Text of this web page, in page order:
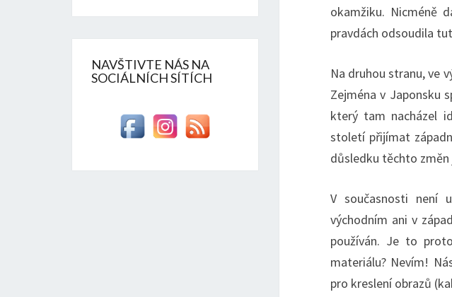
NAVŠTIVTE NÁS NA
SOCIÁLNÍCH SÍTÍCH
okamžiku. Nicméně
pravdách odsoudila
Na druhou stranu, ve
Zejména v Japonsku
který tam nacházel
století přijímat
důsledku těchto
V současnosti není
východním ani v
používán. Je to
materiálu? Nevím!
pro kreslení obrazů